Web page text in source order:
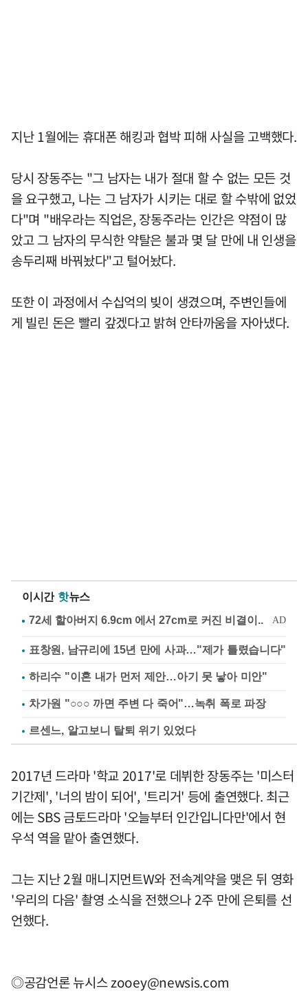
지난 1월에는 휴대폰 해킹과 협박 피해 사실을 고백했다.
당시 장동주는 "그 남자는 내가 절대 할 수 없는 모든 것
을 요구했고, 나는 그 남자가 시키는 대로 할 수밖에 없었
다"며 "배우라는 직업은, 장동주라는 인간은 약점이 많
았고 그 남자의 무식한 약탈은 불과 몇 달 만에 내 인생을
송두리째 바꿔놨다"고 털어놨다.
또한 이 과정에서 수십억의 빚이 생겼으며, 주변인들에
게 빌린 돈은 빨리 갚겠다고 밝혀 안타까움을 자아냈다.
이시간 핫뉴스
표창원, 남규리에 15년 만에 사과…"제가 틀렸습니다"
하리수 "이혼 내가 먼저 제안…아기 못 낳아 미안"
차가원 "○○○ 까면 주변 다 죽어"…녹취 폭로 파장
르센느, 알고보니 탈퇴 위기 있었다
2017년 드라마 '학교 2017'로 데뷔한 장동주는 '미스터
기간제', '너의 밤이 되어', '트리거' 등에 출연했다. 최근
에는 SBS 금토드라마 '오늘부터 인간입니다만'에서 현
우석 역을 맡아 출연했다.
그는 지난 2월 매니지먼트W와 전속계약을 맺은 뒤 영화
'우리의 다음' 촬영 소식을 전했으나 2주 만에 은퇴를 선
언했다.
◎공감언론 뉴시스zooey@newsis.com